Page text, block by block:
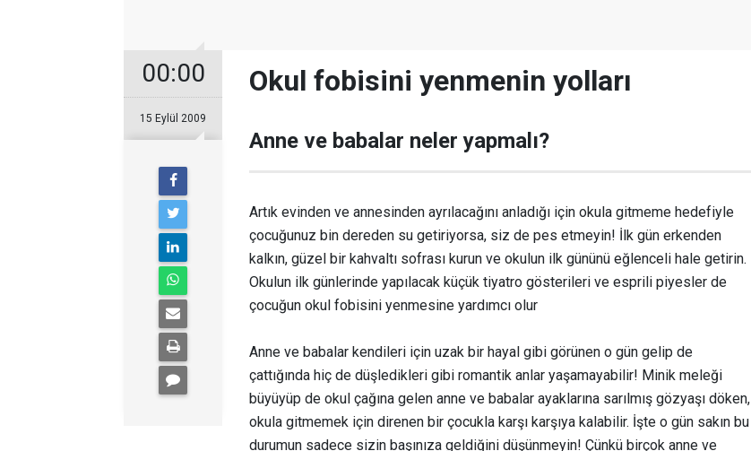
00:00
15 Eylül 2009
Okul fobisini yenmenin yolları
Anne ve babalar neler yapmalı?
Artık evinden ve annesinden ayrılacağını anladığı için okula gitmeme hedefiyle
çocuğunuz bin dereden su getiriyorsa, siz de pes etmeyin! İlk gün erkenden
kalkın, güzel bir kahvaltı sofrası kurun ve okulun ilk gününü eğlenceli hale getirin.
Okulun ilk günlerinde yapılacak küçük tiyatro gösterileri ve esprili piyesler de
çocuğun okul fobisini yenmesine yardımcı olur
Anne ve babalar kendileri için uzak bir hayal gibi görünen o gün gelip de
çattığında hiç de düşledikleri gibi romantik anlar yaşamayabilir! Minik meleği
büyüyüp de okul çağına gelen anne ve babalar ayaklarına sarılmış gözyaşı döken,
okula gitmemek için direnen bir çocukla karşı karşıya kalabilir. İşte o gün sakın bu
durumun sadece sizin başınıza geldiğini düşünmeyin! Çünkü birçok anne ve